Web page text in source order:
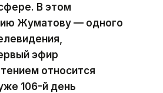
В этом
Жуматову — одного
эфир
относится
106-й день